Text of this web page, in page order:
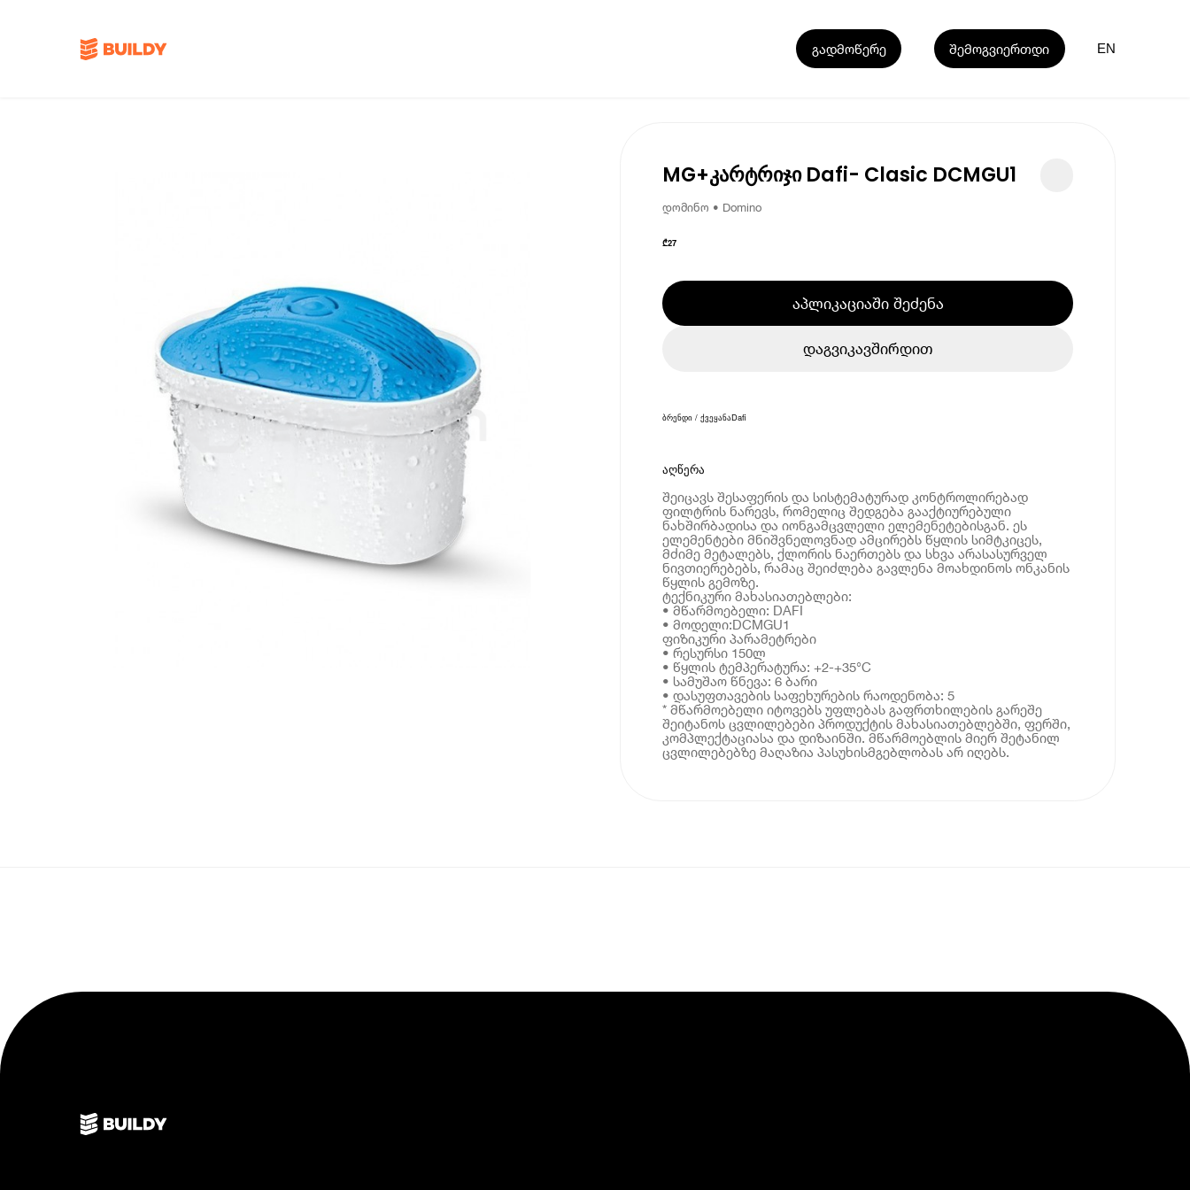
გადმოწერე შემოგვიერთდი EN
MG+კარტრიჯი Dafi- Clasic DCMGU1
დომინო • Domino
₾27
აპლიკაციაში შეძენა
დაგვიკავშირდით
ბრენდი / ქვეყანაDafi
აღწერა
შეიცავს შესაფერის და სისტემატურად კონტროლირებად
ფილტრის ნარევს, რომელიც შედგება გააქტიურებული
ნახშირბადისა და იონგამცვლელი ელემენეტებისგან. ეს
ელემენტები მნიშვნელოვნად ამცირებს წყლის სიმტკიცეს,
მძიმე მეტალებს, ქლორის ნაერთებს და სხვა არასასურველ
ნივთიერებებს, რამაც შეიძლება გავლენა მოახდინოს ონკანის
წყლის გემოზე.
ტექნიკური მახასიათებლები:
• მწარმოებელი: DAFI
• მოდელი:DCMGU1
ფიზიკური პარამეტრები
• რესურსი 150ლ
• წყლის ტემპერატურა: +2-+35°C
• სამუშაო წნევა: 6 ბარი
• დასუფთავების საფეხურების რაოდენობა: 5
* მწარმოებელი იტოვებს უფლებას გაფრთხილების გარეშე
შეიტანოს ცვლილებები პროდუქტის მახასიათებლებში, ფერში,
კომპლექტაციასა და დიზაინში. მწარმოებლის მიერ შეტანილ
ცვლილებებზე მაღაზია პასუხისმგებლობას არ იღებს.